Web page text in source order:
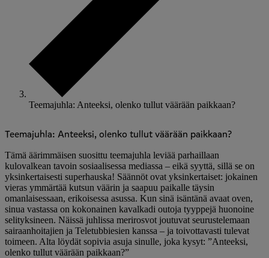
Teemajuhla: Anteeksi, olenko tullut väärään paikkaan?
Teemajuhla: Anteeksi, olenko tullut väärään paikkaan?
Tämä äärimmäisen suosittu teemajuhla leviää parhaillaan
kulovalkean tavoin sosiaalisessa mediassa – eikä syyttä, sillä se on
yksinkertaisesti superhauska! Säännöt ovat yksinkertaiset: jokainen
vieras ymmärtää kutsun väärin ja saapuu paikalle täysin
omanlaisessaan, erikoisessa asussa. Kun sinä isäntänä avaat oven,
sinua vastassa on kokonainen kavalkadi outoja tyyppejä huonoine
selityksineen. Näissä juhlissa merirosvot joutuvat seurustelemaan
sairaanhoitajien ja Teletubbiesien kanssa – ja toivottavasti tulevat
toimeen. Alta löydät sopivia asuja sinulle, joka kysyt: ”Anteeksi,
olenko tullut väärään paikkaan?”